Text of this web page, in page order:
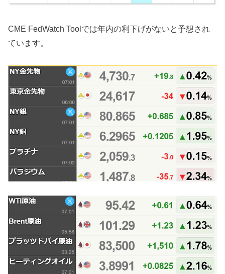
CME FedWatch Toolでは年内の利下げがないと予想され
ています。